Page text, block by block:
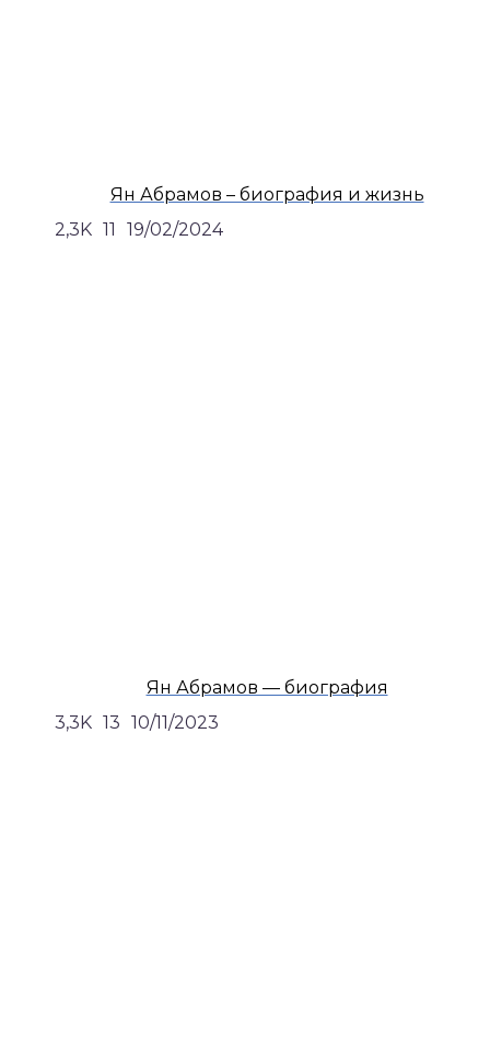
Ян Абрамов – биография и жизнь
2,3K 11 19/02/2024
Ян Абрамов — биография
3,3K 13 10/11/2023